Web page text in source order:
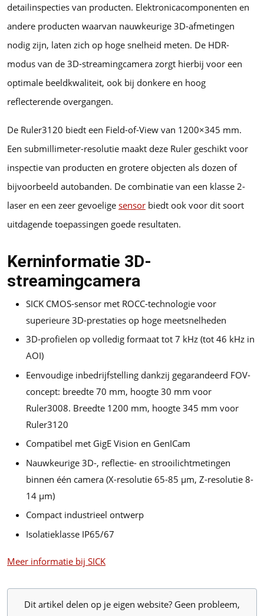
detailinspecties van producten. Elektronicacomponenten en
andere producten waarvan nauwkeurige 3D-afmetingen
nodig zijn, laten zich op hoge snelheid meten. De HDR-
modus van de 3D-streamingcamera zorgt hierbij voor een
optimale beeldkwaliteit, ook bij donkere en hoog
reflecterende overgangen.
De Ruler3120 biedt een Field-of-View van 1200×345 mm.
Een submillimeter-resolutie maakt deze Ruler geschikt voor
inspectie van producten en grotere objecten als dozen of
bijvoorbeeld autobanden. De combinatie van een klasse 2-
laser en een zeer gevoelige sensor biedt ook voor dit soort
uitdagende toepassingen goede resultaten.
Kerninformatie 3D-
streamingcamera
SICK CMOS-sensor met ROCC-technologie voor
superieure 3D-prestaties op hoge meetsnelheden
3D-profielen op volledig formaat tot 7 kHz (tot 46 kHz in
AOI)
Eenvoudige inbedrijfstelling dankzij gegarandeerd FOV-
concept: breedte 70 mm, hoogte 30 mm voor
Ruler3008. Breedte 1200 mm, hoogte 345 mm voor
Ruler3120
Compatibel met GigE Vision en GenICam
Nauwkeurige 3D-, reflectie- en strooilichtmetingen
binnen één camera (X-resolutie 65-85 µm, Z-resolutie 8-
14 µm)
Compact industrieel ontwerp
Isolatieklasse IP65/67
Meer informatie bij SICK
Dit artikel delen op je eigen website? Geen probleem,